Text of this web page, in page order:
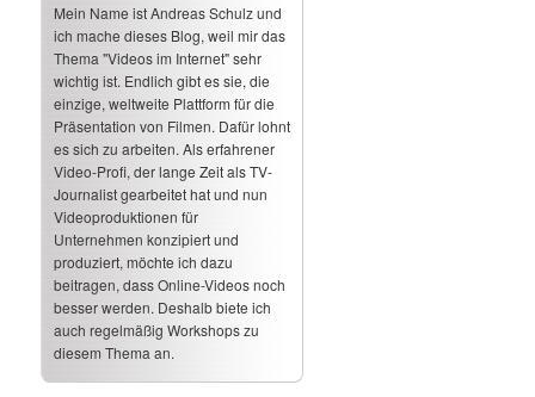
Mein Name ist Andreas Schulz und
ich mache dieses Blog, weil mir das
Thema "Videos im Internet" sehr
wichtig ist. Endlich gibt es sie, die
einzige, weltweite Plattform für die
Präsentation von Filmen. Dafür lohnt
es sich zu arbeiten. Als erfahrener
Video-Profi, der lange Zeit als TV-
Journalist gearbeitet hat und nun
Videoproduktionen für
Unternehmen konzipiert und
produziert, möchte ich dazu
beitragen, dass Online-Videos noch
besser werden. Deshalb biete ich
auch regelmäßig Workshops zu
diesem Thema an.